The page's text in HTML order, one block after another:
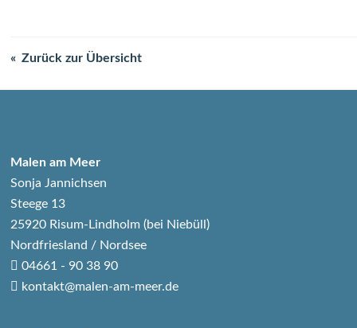
Zurück zur Übersicht
Malen am Meer
Sonja Jannichsen
Steege 13
25920 Risum-Lindholm (bei Niebüll)
Nordfriesland / Nordsee
04661 - 90 38 90
kontakt@malen-am-meer.de